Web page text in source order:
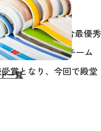
わせ
」において「総合最優秀
大工会賞・優秀チーム
賞となり、今回で殿堂
一覧